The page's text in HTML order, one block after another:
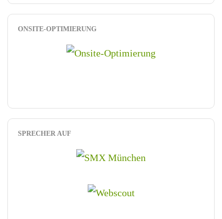
ONSITE-OPTIMIERUNG
SPRECHER AUF